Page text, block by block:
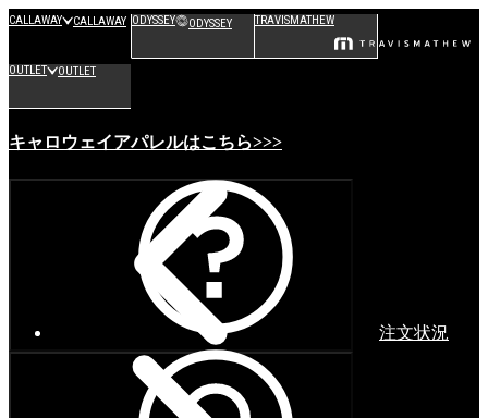
CALLAWAY CALLAWAY ODYSSEY ODYSSEY TRAVISMATHEW
OUTLET OUTLET
キャロウェイアパレルはこちら>>>
注文状況